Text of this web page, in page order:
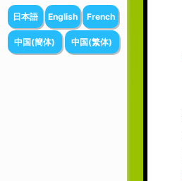
日本語 English French
中国(簡体) 中国(繁体)